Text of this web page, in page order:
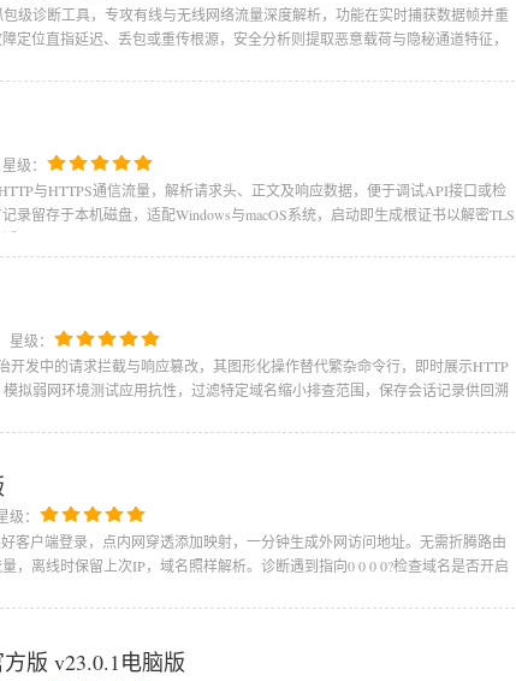
包级诊断工具，专攻有线与无线网络流量深度解析，功能在实时捕获数据帧并重
定位直指延迟、丢包或重传根源，安全分析则提取恶意载荷与隐秘通道特征，
星级：
与HTTPS通信流量，解析请求头、正文及响应数据，便于调试API接口或检
录留存于本机磁盘，适配Windows与macOS系统，启动即生成根证书以解密TLS
星级：
开发中的请求拦截与响应篡改，其图形化操作替代繁杂命令行，即时展示HTTP
拟弱网环境测试应用抗性，过滤特定域名缩小排查范围，保存会话记录供回溯
级：
客户端登录，点内网穿透添加映射，一分钟生成外网访问地址。无需折腾路由
，离线时保留上次IP，域名照样解析。诊断遇到指向0 0 0 0?检查域名是否开启
版 v23.0.1电脑版